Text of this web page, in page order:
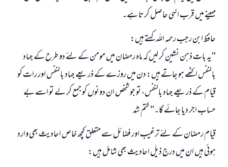
مہینے میں قرب الہی حاصل کرتا ہے۔
حافظ ابن رجب رحمہ اللہ کہتے ہیں:
"یہ بات ذہن نشین کر لیں کہ ماہ رمضان میں مومن کے لئے دو طرح کے جہاد
بالنفس اکٹھے ہو جاتے ہیں: دن میں روزے کے ذریعے جہاد بالنفس اور رات کو
قیام کے ذریعے جہاد بالنفس، تو جو شخص ان دونوں کو جمع کر لے تو اسے بے
حساب اجر دیا جائے گا۔" ختم شد
قیام رمضان کے لئے ترغیب اور فضائل سے متعلق کچھ خاص احادیث بھی وارد
ہوئی ہیں ان میں درج ذیل احادیث بھی شامل ہیں: